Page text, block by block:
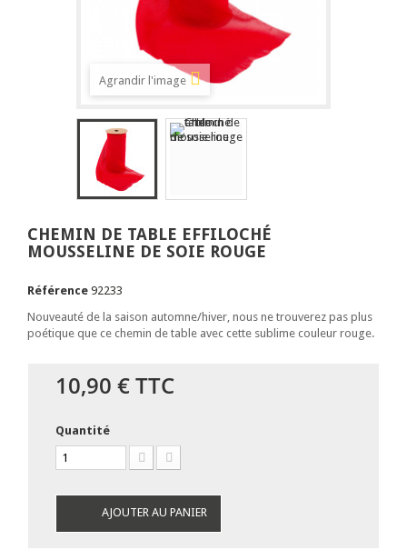
Agrandir l'image
CHEMIN DE TABLE EFFILOCHÉ
MOUSSELINE DE SOIE ROUGE
Référence 92233
Nouveauté de la saison automne/hiver, nous ne trouverez pas plus
poétique que ce chemin de table avec cette sublime couleur rouge.
10,90 €TTC
Quantité
AJOUTER AU PANIER